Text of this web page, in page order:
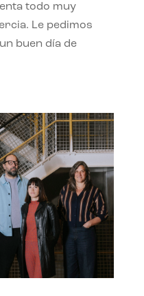
todo muy
Le pedimos
buen día de